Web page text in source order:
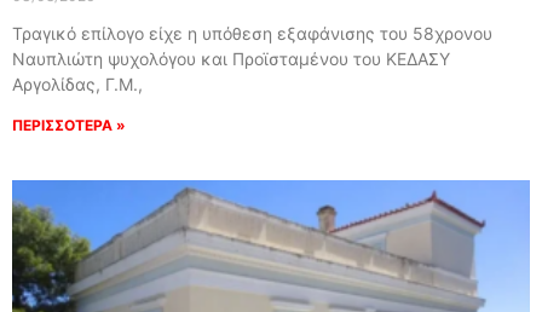
Τραγικό επίλογο είχε η υπόθεση εξαφάνισης του 58χρονου
Ναυπλιώτη ψυχολόγου και Προϊσταμένου του ΚΕΔΑΣΥ
Αργολίδας, Γ.Μ.,
ΠΕΡΙΣΣΟΤΕΡΑ »